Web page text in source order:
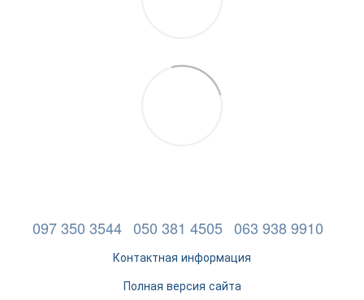
097 350 3544 050 381 4505 063 938 9910
Контактная информация
Полная версия сайта